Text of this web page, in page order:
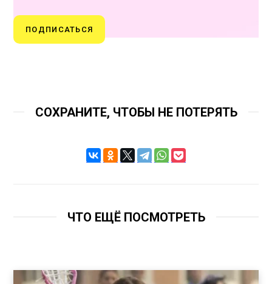
ПОДПИСАТЬСЯ
СОХРАНИТЕ, ЧТОБЫ НЕ ПОТЕРЯТЬ
ЧТО ЕЩЁ ПОСМОТРЕТЬ